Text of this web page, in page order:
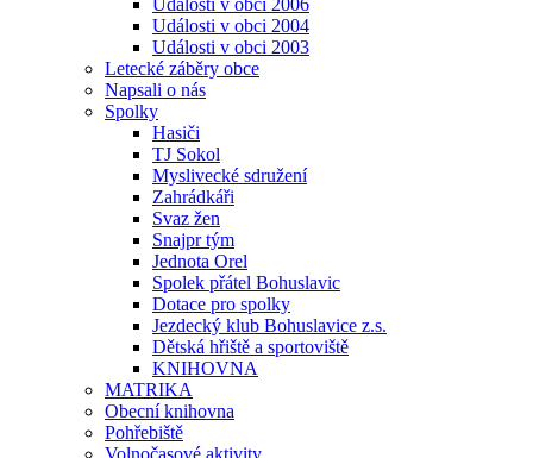
Události v obci 2006
Události v obci 2004
Události v obci 2003
Letecké záběry obce
Napsali o nás
Spolky
Hasiči
TJ Sokol
Myslivecké sdružení
Zahrádkáři
Svaz žen
Snajpr tým
Jednota Orel
Spolek přátel Bohuslavic
Dotace pro spolky
Jezdecký klub Bohuslavice z.s.
Dětská hřiště a sportoviště
KNIHOVNA
MATRIKA
Obecní knihovna
Pohřebiště
Volnočasové aktivity